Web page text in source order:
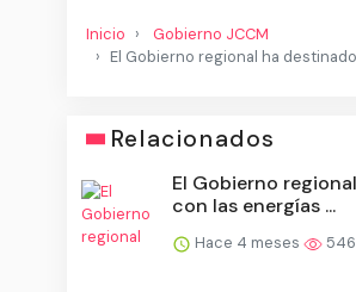
Inicio
Gobierno JCCM
El Gobierno regional ha
Relacionados
El Gobierno
con las energías ...
Hace 4 meses 546